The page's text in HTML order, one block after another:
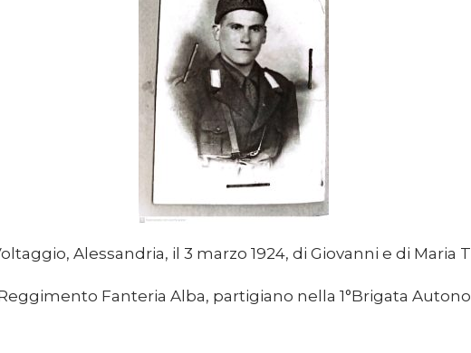
Alessandria, il 3 marzo 1924, di Giovanni e di Maria
Fanteria Alba, partigiano nella 1°Brigata